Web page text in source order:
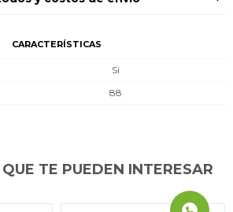
CARACTERÍSTICAS
Si
88
TE PUEDEN INTERESAR